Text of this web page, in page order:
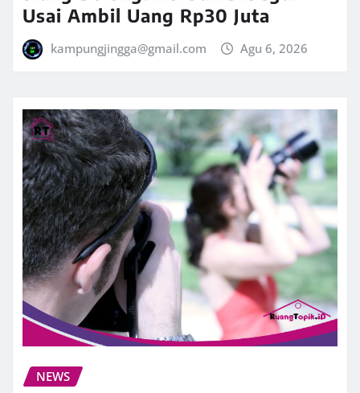
Usai Ambil Uang Rp30 Juta
kampungjingga@gmail.com Agu 6, 2026
NEWS